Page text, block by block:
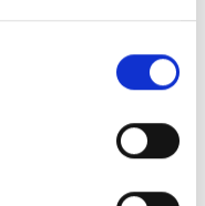
er det ofte forbi
vi føler os fastfrosset
vi har svært ved at